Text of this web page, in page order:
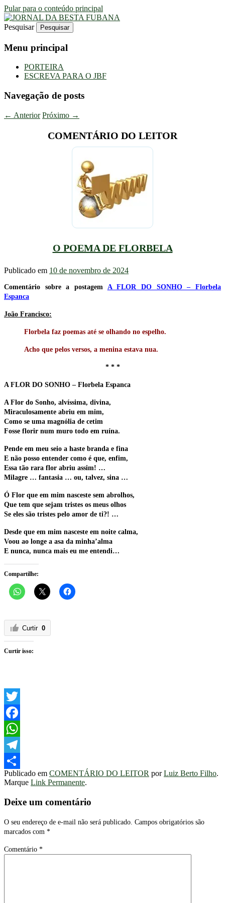
Pular para o conteúdo principal
JORNAL DA BESTA FUBANA
Uma Gazeta Escrota
Pesquisar
Menu principal
PORTEIRA
ESCREVA PARA O JBF
Navegação de posts
← Anterior Próximo →
COMENTÁRIO DO LEITOR
O POEMA DE FLORBELA
Publicado em 10 de novembro de 2024
Comentário sobre a postagem A FLOR DO SONHO – Florbela
Espanca
João Francisco:
Florbela faz poemas até se olhando no espelho.
Acho que pelos versos, a menina estava nua.
* * *
A FLOR DO SONHO – Florbela Espanca
A Flor do Sonho, alvíssima, divina,
Miraculosamente abriu em mim,
Como se uma magnólia de cetim
Fosse florir num muro todo em ruína.
Pende em meu seio a haste branda e fina
E não posso entender como é que, enfim,
Essa tão rara flor abriu assim! …
Milagre … fantasia … ou, talvez, sina …
Ó Flor que em mim nasceste sem abrolhos,
Que tem que sejam tristes os meus olhos
Se eles são tristes pelo amor de ti?! …
Desde que em mim nasceste em noite calma,
Voou ao longe a asa da minha’alma
E nunca, nunca mais eu me entendi…
Compartilhe:
Curtir 0
Curtir isso:
Twitter
Facebook
WhatsApp
Telegram
Share
Publicado em COMENTÁRIO DO LEITOR porLuiz Berto Filho.
Marque Link Permanente.
Deixe um comentário
O seu endereço de e-mail não será publicado. Campos obrigatórios são
marcados com *
Comentário *